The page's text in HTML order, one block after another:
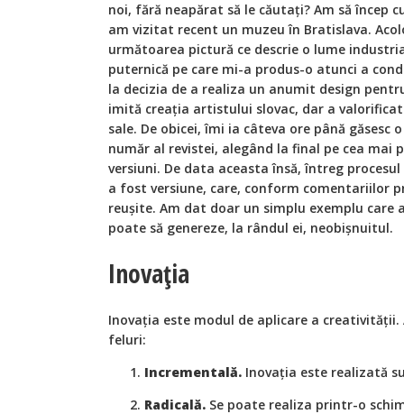
noi, fără neapărat să le căutați? Am să încep
am vizitat recent un muzeu în Bratislava.
următoarea pictură ce descrie o lume
puternică pe care mi-a produs-o atunci a
la decizia de a realiza un anumit design
imită creația artistului slovac, dar a
sale. De obicei, îmi ia câteva ore până
număr al revistei, alegând la final pe cea mai
versiuni. De data aceasta însă, întreg
a fost versiune, care, conform comentariilor
reușite. Am dat doar un simplu exemplu care
poate să genereze, la rândul ei, neobișnuitul.
Inovația
Inovația este modul de aplicare a
feluri:
Incrementală. Inovația este realizată
Radicală. Se poate realiza printr-o